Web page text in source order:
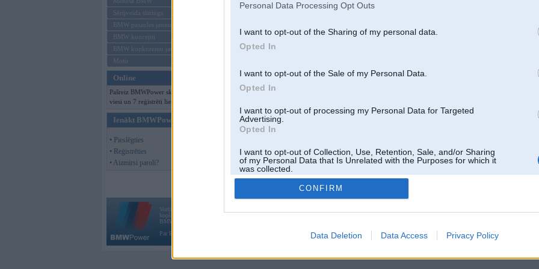
Personal Data Processing Opt Outs
I want to opt-out of the Sharing of my personal data.
Opted In
I want to opt-out of the Sale of my Personal Data.
Opted In
I want to opt-out of processing my Personal Data for Targeted
Advertising.
Opted In
I want to opt-out of Collection, Use, Retention, Sale, and/or Sharing
of my Personal Data that Is Unrelated with the Purposes for which it
was collected.
Opted Out
CONFIRM
Data Deletion Data Access Privacy Policy
Sērijveida tūnings
BMW pasaules jaunumi
BMW koncepti
BMW konkurentu jaunumi
Moto
Online
Pašreiz BMWPower skatās 262
viesi un 7 reģistrēti lietotāji.
Ienākt BMWPower
• Pieslēgties
• Reģistrēties
• Aizmirsi paroli?
Vortāls BMWPower.lv darbojas
kopš 2002. gada 14. maija. Tas nav auto klubs un nav saistīts ar
BMW AG.
Par BMWPower